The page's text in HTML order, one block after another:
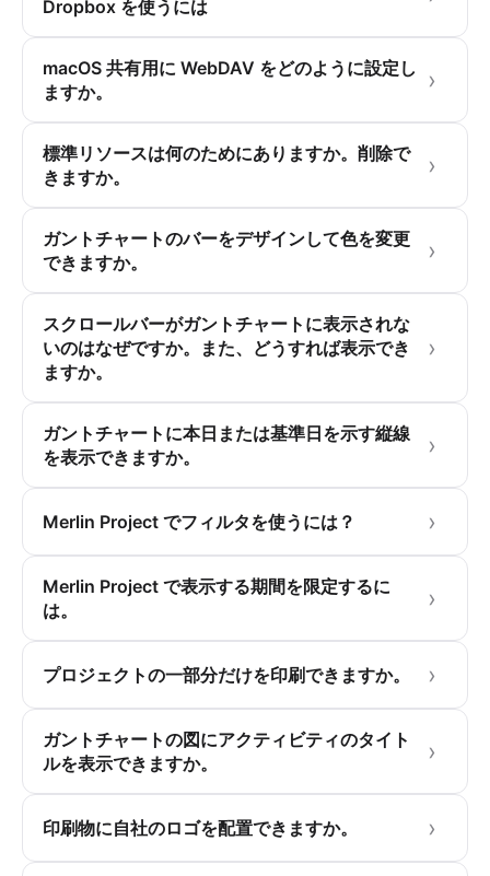
Dropbox を使うには
macOS 共有用に WebDAV をどのように設定し
ますか。
標準リソースは何のためにありますか。削除で
きますか。
ガントチャートのバーをデザインして色を変更
できますか。
スクロールバーがガントチャートに表示されな
いのはなぜですか。また、どうすれば表示でき
ますか。
ガントチャートに本日または基準日を示す縦線
を表示できますか。
Merlin Project でフィルタを使うには？
Merlin Project で表示する期間を限定するに
は。
プロジェクトの一部分だけを印刷できますか。
ガントチャートの図にアクティビティのタイト
ルを表示できますか。
印刷物に自社のロゴを配置できますか。